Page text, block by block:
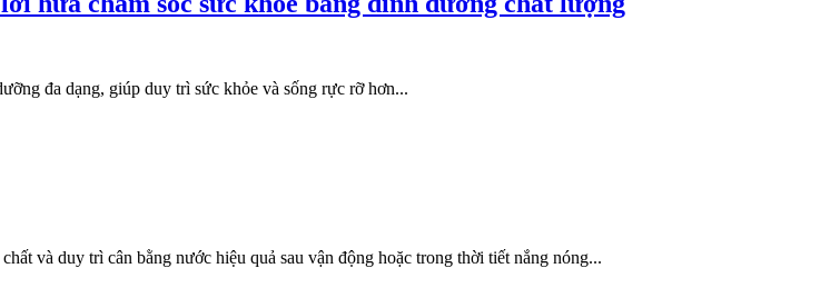
đa dạng, giúp duy trì sức khỏe và sống rực rỡ hơn...
và duy trì cân bằng nước hiệu quả sau vận động hoặc trong thời tiết nắng nóng...